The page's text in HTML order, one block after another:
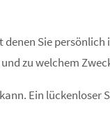
denen Sie
zu welchem
Ein lückenloser